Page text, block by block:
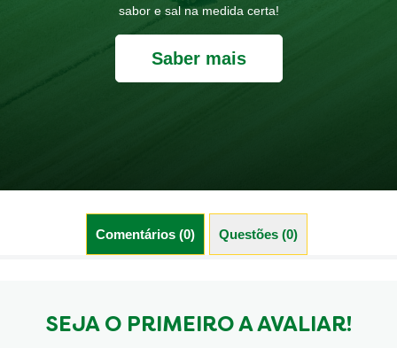
sabor e sal na medida certa!
Saber mais
Comentários (0) Questões (0)
SEJA O PRIMEIRO A AVALIAR!